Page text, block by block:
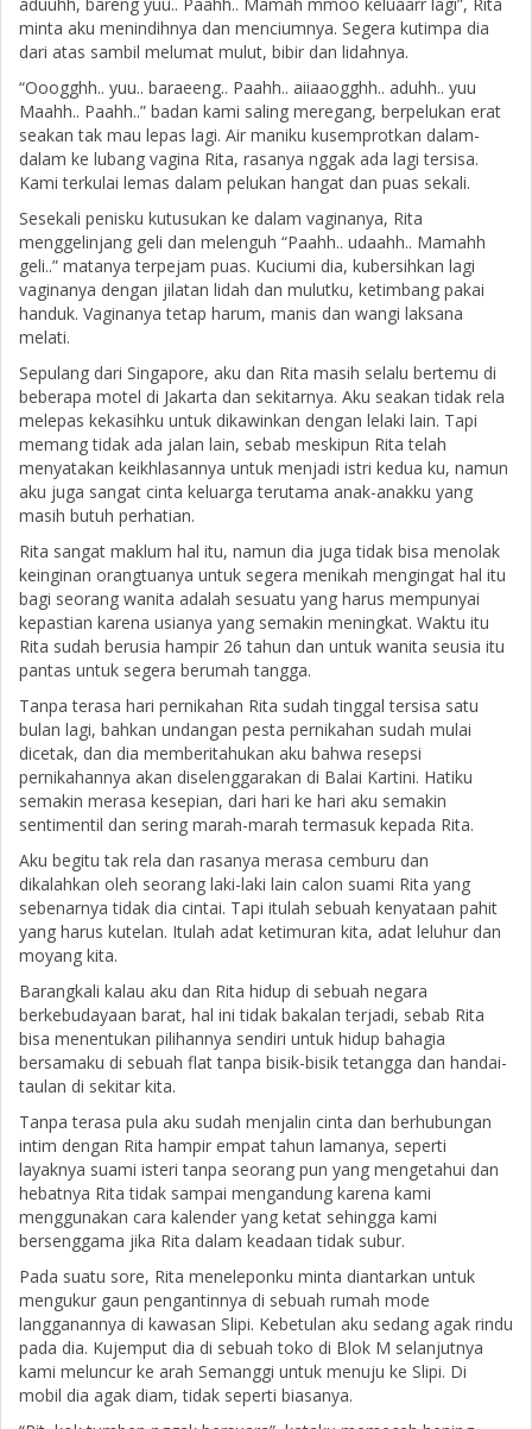
minta aku menindihnya dan menciumnya. Segera kutimpa dia
dari atas sambil melumat mulut, bibir dan lidahnya.
“Ooogghh.. yuu.. baraeeng.. Paahh.. aiiaaogghh.. aduhh.. yuu
Maahh.. Paahh..” badan kami saling meregang, berpelukan erat
seakan tak mau lepas lagi. Air maniku kusemprotkan dalam-
dalam ke lubang vagina Rita, rasanya nggak ada lagi tersisa.
Kami terkulai lemas dalam pelukan hangat dan puas sekali.
Sesekali penisku kutusukan ke dalam vaginanya, Rita
menggelinjang geli dan melenguh “Paahh.. udaahh.. Mamahh
geli..” matanya terpejam puas. Kuciumi dia, kubersihkan lagi
vaginanya dengan jilatan lidah dan mulutku, ketimbang pakai
handuk. Vaginanya tetap harum, manis dan wangi laksana
melati.
Sepulang dari Singapore, aku dan Rita masih selalu bertemu di
beberapa motel di Jakarta dan sekitarnya. Aku seakan tidak rela
melepas kekasihku untuk dikawinkan dengan lelaki lain. Tapi
memang tidak ada jalan lain, sebab meskipun Rita telah
menyatakan keikhlasannya untuk menjadi istri kedua ku, namun
aku juga sangat cinta keluarga terutama anak-anakku yang
masih butuh perhatian.
Rita sangat maklum hal itu, namun dia juga tidak bisa menolak
keinginan orangtuanya untuk segera menikah mengingat hal itu
bagi seorang wanita adalah sesuatu yang harus mempunyai
kepastian karena usianya yang semakin meningkat. Waktu itu
Rita sudah berusia hampir 26 tahun dan untuk wanita seusia itu
pantas untuk segera berumah tangga.
Tanpa terasa hari pernikahan Rita sudah tinggal tersisa satu
bulan lagi, bahkan undangan pesta pernikahan sudah mulai
dicetak, dan dia memberitahukan aku bahwa resepsi
pernikahannya akan diselenggarakan di Balai Kartini. Hatiku
semakin merasa kesepian, dari hari ke hari aku semakin
sentimentil dan sering marah-marah termasuk kepada Rita.
Aku begitu tak rela dan rasanya merasa cemburu dan
dikalahkan oleh seorang laki-laki lain calon suami Rita yang
sebenarnya tidak dia cintai. Tapi itulah sebuah kenyataan pahit
yang harus kutelan. Itulah adat ketimuran kita, adat leluhur dan
moyang kita.
Barangkali kalau aku dan Rita hidup di sebuah negara
berkebudayaan barat, hal ini tidak bakalan terjadi, sebab Rita
bisa menentukan pilihannya sendiri untuk hidup bahagia
bersamaku di sebuah flat tanpa bisik-bisik tetangga dan handai-
taulan di sekitar kita.
Tanpa terasa pula aku sudah menjalin cinta dan berhubungan
intim dengan Rita hampir empat tahun lamanya, seperti
layaknya suami isteri tanpa seorang pun yang mengetahui dan
hebatnya Rita tidak sampai mengandung karena kami
menggunakan cara kalender yang ketat sehingga kami
bersenggama jika Rita dalam keadaan tidak subur.
Pada suatu sore, Rita meneleponku minta diantarkan untuk
mengukur gaun pengantinnya di sebuah rumah mode
langganannya di kawasan Slipi. Kebetulan aku sedang agak rindu
pada dia. Kujemput dia di sebuah toko di Blok M selanjutnya
kami meluncur ke arah Semanggi untuk menuju ke Slipi. Di
mobil dia agak diam, tidak seperti biasanya.